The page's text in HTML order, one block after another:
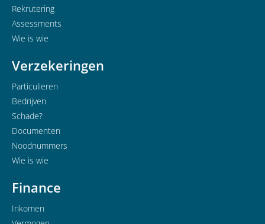
Rekrutering
Assessments
Wie is wie
Verzekeringen
Particulieren
Bedrijven
Schade?
Documenten
Noodnummers
Wie is wie
Finance
Inkomen